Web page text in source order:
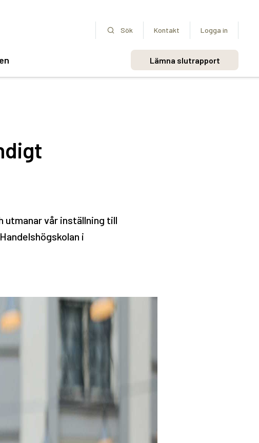
Sök Kontakt Logga in
Lämna slutrapport
utmanar vår inställning till
i